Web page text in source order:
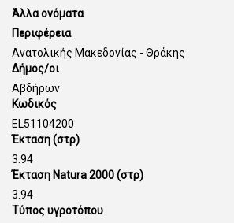
Άλλα ονόματα
Περιφέρεια
Ανατολικής Μακεδονίας - Θράκης
Δήμος/οι
Αβδήρων
Κωδικός
EL51104200
Έκταση (στρ)
3.94
Έκταση Natura 2000 (στρ)
3.94
Τύπος υγροτόπου